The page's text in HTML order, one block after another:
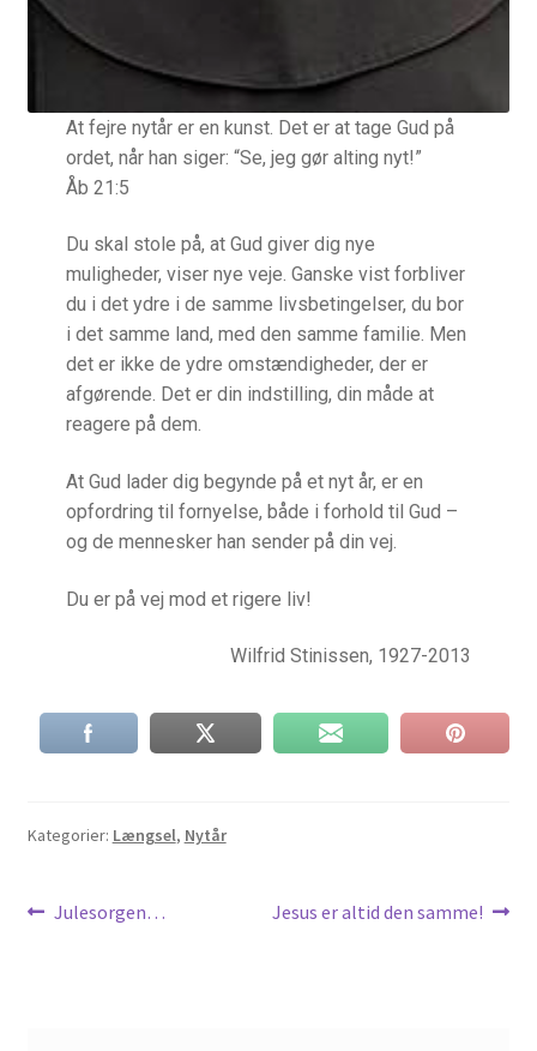
Qui Gong som kristen Bøn
Radio og TV
Vejledt retræte – 4 dage
Seminar for åndelige vejledere i Skandinavien
Sjælemaleri
Ignatius’ Åndelige Øvelser
Kristus-mystik
At fejre nytår er en kunst. Det er at tage Gud på
ordet, når han siger: “Se, jeg gør alting nyt!”
Åb 21:5
Du skal stole på, at Gud giver dig nye
muligheder, viser nye veje. Ganske vist forbliver
du i det ydre i de samme livsbetingelser, du bor
i det samme land, med den samme familie. Men
det er ikke de ydre omstændigheder, der er
afgørende. Det er din indstilling, din måde at
reagere på dem.
At Gud lader dig begynde på et nyt år, er en
opfordring til fornyelse, både i forhold til Gud –
og de mennesker han sender på din vej.
Du er på vej mod et rigere liv!
Wilfrid Stinissen, 1927-2013
Kategorier: Længsel, Nytår
Indlægsnavigation
Forrige
Julesorgen…
Næste
Jesus er altid den samme!